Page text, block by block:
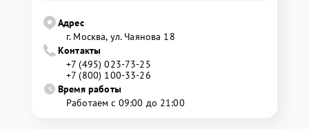
Адрес
г. Москва, ул. Чаянова 18
Контакты
+7 (495) 023-73-25
+7 (800) 100-33-26
Время работы
Работаем с 09:00 до 21:00